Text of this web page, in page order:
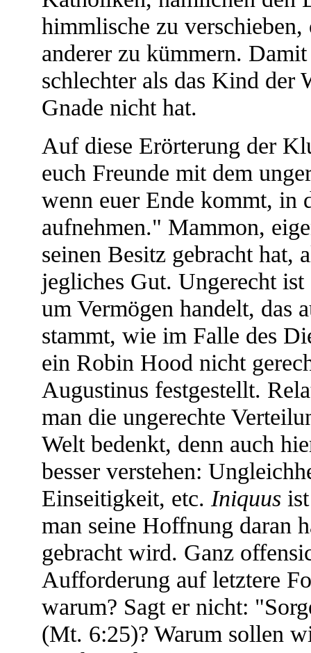
himmlische zu
anderer zu kümmern.
schlechter als das Kind der
Gnade nicht hat.
Auf diese Erörterung der
euch Freunde mit dem
wenn euer Ende kommt, in
aufnehmen." Mammon,
seinen Besitz gebracht hat,
jegliches Gut. Ungerecht
um Vermögen handelt, das
stammt, wie im Falle des
ein Robin Hood nicht
Augustinus festgestellt.
man die ungerechte
Welt bedenkt, denn auch
besser verstehen:
Einseitigkeit, etc. Iniquus
man seine Hoffnung daran
gebracht wird. Ganz
Aufforderung auf letztere
warum? Sagt er nicht:
(Mt. 6:25)? Warum sollen